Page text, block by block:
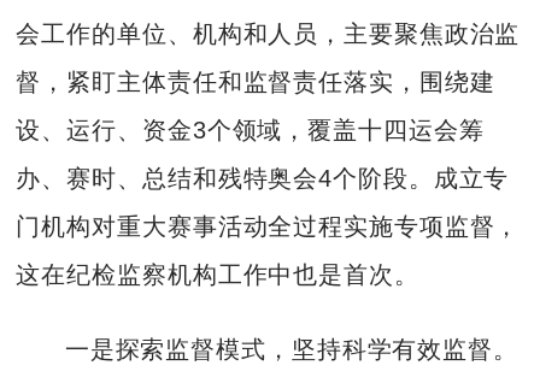
会工作的单位、机构和人员，主要聚焦政治监
督，紧盯主体责任和监督责任落实，围绕建
设、运行、资金3个领域，覆盖十四运会筹
办、赛时、总结和残特奥会4个阶段。成立专
门机构对重大赛事活动全过程实施专项监督，
这在纪检监察机构工作中也是首次。
一是探索监督模式，坚持科学有效监督。